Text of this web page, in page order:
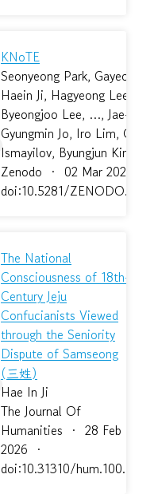
KNoTE
Seonyeong Park, Gayeon
Haein Ji, Hagyeong Lee,
Byeongjoo Lee, …, Jae-yeol
Gyungmin Jo, Iro Lim,
Ismayilov, Byungjun Kim
Zenodo · 02 Mar 2026
doi:10.5281/
The National
Consciousness of 18th-
Century Jeju
Confucianists Viewed
through the Seniority
Dispute of Samseong
(三姓)
Hae In Ji
The Journal Of
Humanities · 28 Feb
2026 ·
doi:10.31310/hum.100.15